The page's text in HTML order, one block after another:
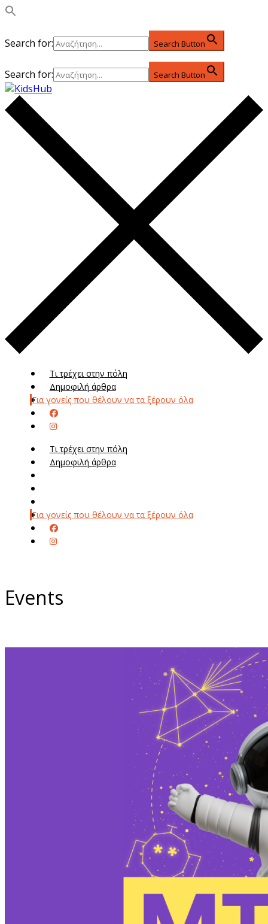
Search for: Search Button
Search for: Search Button
Τι τρέχει στην πόλη
Δημοφιλή άρθρα
Για γονείς που θέλουν να τα ξέρουν όλα
Τι τρέχει στην πόλη
Δημοφιλή άρθρα
Για γονείς που θέλουν να τα ξέρουν όλα
Events